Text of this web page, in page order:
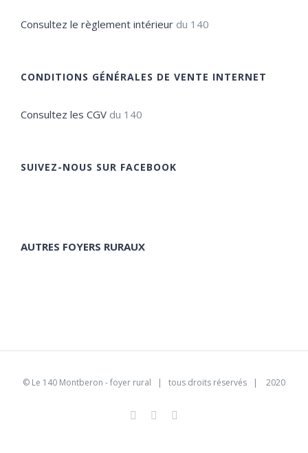
Consultez le règlement intérieur du 140
CONDITIONS GÉNÉRALES DE VENTE INTERNET
Consultez les CGV du 140
SUIVEZ-NOUS SUR FACEBOOK
AUTRES FOYERS RURAUX
© Le 140 Montberon - foyer rural | tous droits réservés | 2020
FacebookInstagram